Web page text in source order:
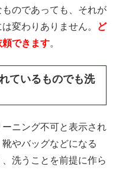
のであっても、それが
変わりありません。
ど
できます。
ているものでも洗
ニング不可と表示され
やバッグなどになる
洗うことを前提に作ら